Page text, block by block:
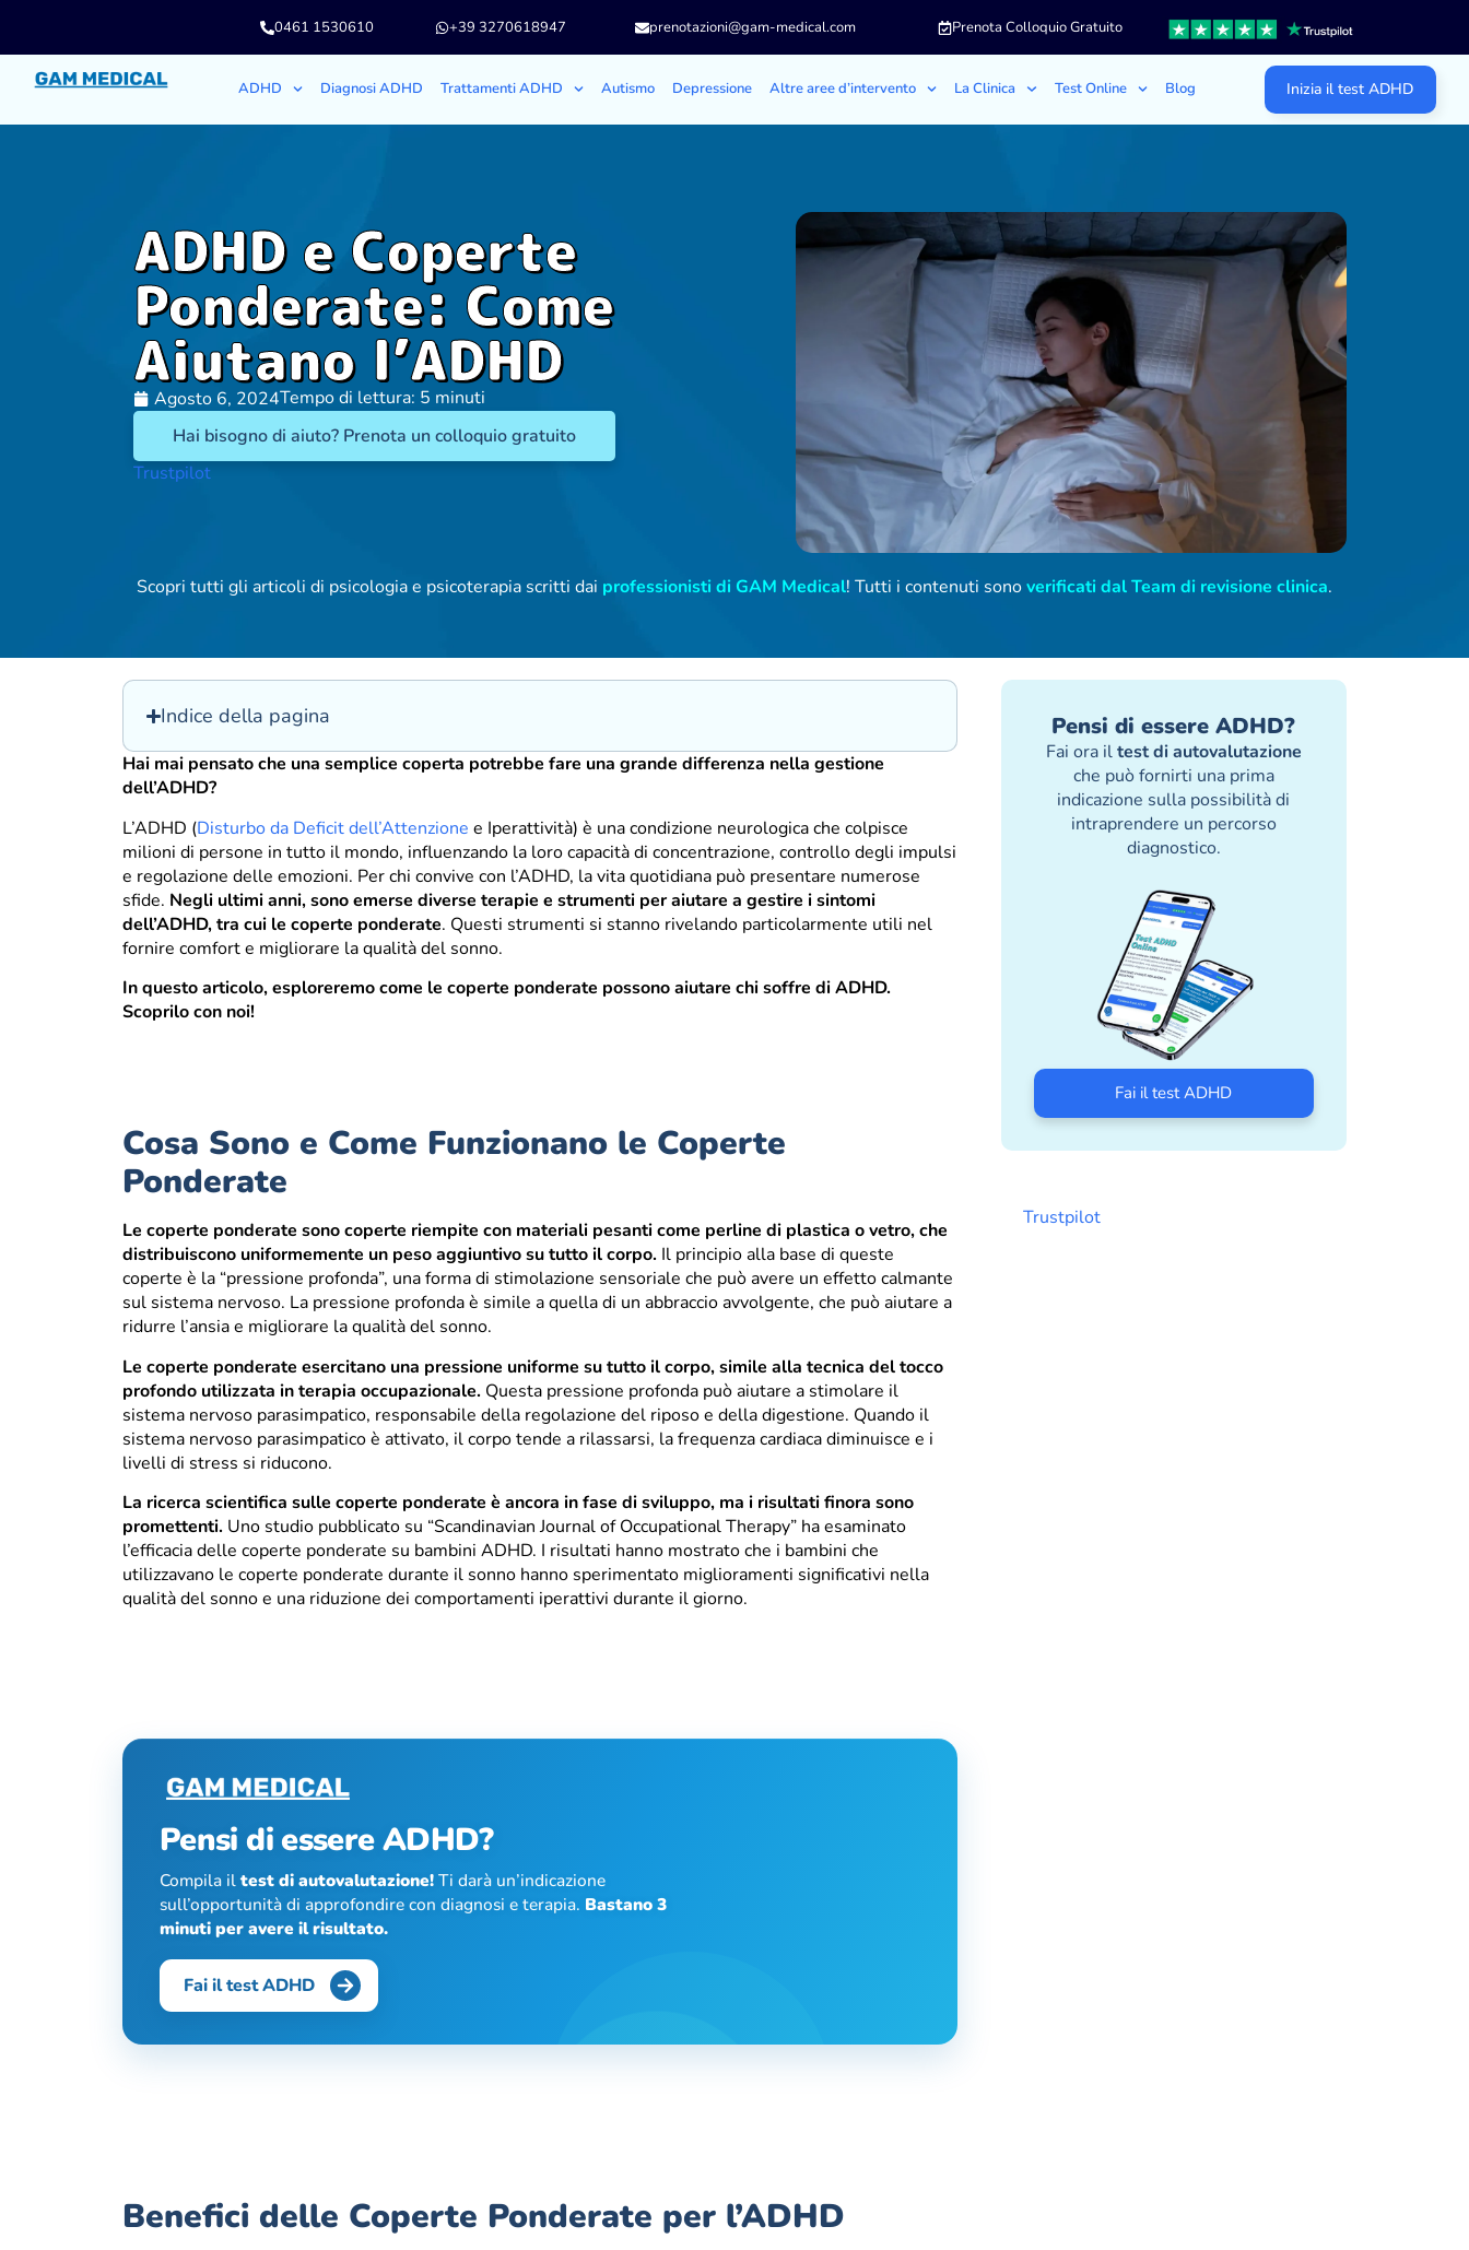
0461 1530610 +39 3270618947 prenotazioni@gam-medical.com Prenota Colloquio Gratuito
ADHD Diagnosi ADHD Trattamenti ADHD Autismo Depressione Altre aree d’intervento La Clinica Test Online Blog Inizia il test ADHD
ADHD e Coperte
Ponderate: Come
Aiutano l’ADHD
Agosto 6, 2024Tempo di lettura: 5 minuti
Hai bisogno di aiuto? Prenota un colloquio gratuito
Trustpilot
Scopri tutti gli articoli di psicologia e psicoterapia scritti dai professionisti di GAM Medical! Tutti i contenuti sonoverificati dal Team di revisione clinica.
Indice della pagina
Hai mai pensato che una semplice coperta potrebbe fare una grande differenza nella gestione
dell’ADHD?
L’ADHD (Disturbo da Deficit dell’Attenzione e Iperattività) è una condizione neurologica che colpisce
milioni di persone in tutto il mondo, influenzando la loro capacità di concentrazione, controllo degli impulsi
e regolazione delle emozioni. Per chi convive con l’ADHD, la vita quotidiana può presentare numerose
sfide. Negli ultimi anni, sono emerse diverse terapie e strumenti per aiutare a gestire i sintomi
dell’ADHD, tra cui le coperte ponderate. Questi strumenti si stanno rivelando particolarmente utili nel
fornire comfort e migliorare la qualità del sonno.
In questo articolo, esploreremo come le coperte ponderate possono aiutare chi soffre di ADHD.
Scoprilo con noi!
Cosa Sono e Come Funzionano le Coperte
Ponderate
Le coperte ponderate sono coperte riempite con materiali pesanti come perline di plastica o vetro, che
distribuiscono uniformemente un peso aggiuntivo su tutto il corpo. Il principio alla base di queste
coperte è la “pressione profonda”, una forma di stimolazione sensoriale che può avere un effetto calmante
sul sistema nervoso. La pressione profonda è simile a quella di un abbraccio avvolgente, che può aiutare a
ridurre l’ansia e migliorare la qualità del sonno.
Le coperte ponderate esercitano una pressione uniforme su tutto il corpo, simile alla tecnica del tocco
profondo utilizzata in terapia occupazionale. Questa pressione profonda può aiutare a stimolare il
sistema nervoso parasimpatico, responsabile della regolazione del riposo e della digestione. Quando il
sistema nervoso parasimpatico è attivato, il corpo tende a rilassarsi, la frequenza cardiaca diminuisce e i
livelli di stress si riducono.
La ricerca scientifica sulle coperte ponderate è ancora in fase di sviluppo, ma i risultati finora sono
promettenti. Uno studio pubblicato su “Scandinavian Journal of Occupational Therapy” ha esaminato
l’efficacia delle coperte ponderate su bambini ADHD. I risultati hanno mostrato che i bambini che
utilizzavano le coperte ponderate durante il sonno hanno sperimentato miglioramenti significativi nella
qualità del sonno e una riduzione dei comportamenti iperattivi durante il giorno.
Pensi di essere ADHD?
Compila iltest di autovalutazione!Ti darà un’indicazione
sull’opportunità di approfondire con diagnosi e terapia. Bastano 3
minuti per avere il risultato.
Fai il test ADHD
Benefici delle Coperte Ponderate per l’ADHD
Pensi di essere ADHD?
Fai ora iltest di autovalutazione
che può fornirti una prima
indicazione sulla possibilità di
intraprendere un percorso
diagnostico.
Fai il test ADHD
Trustpilot